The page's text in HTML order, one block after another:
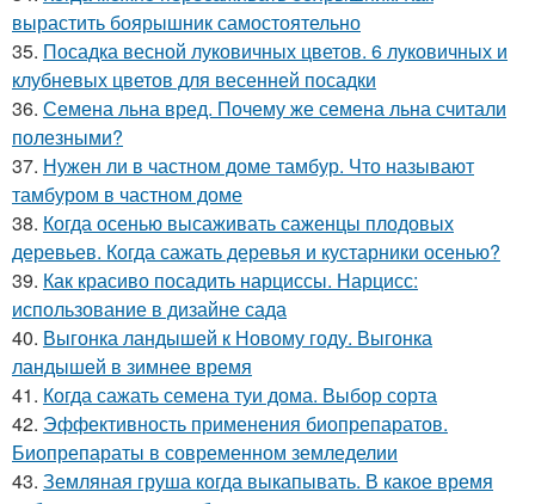
вырастить боярышник самостоятельно
35. Посадка весной луковичных цветов. 6 луковичных и
клубневых цветов для весенней посадки
36. Семена льна вред. Почему же семена льна считали
полезными?
37. Нужен ли в частном доме тамбур. Что называют
тамбуром в частном доме
38. Когда осенью высаживать саженцы плодовых
деревьев. Когда сажать деревья и кустарники осенью?
39. Как красиво посадить нарциссы. Нарцисс:
использование в дизайне сада
40. Выгонка ландышей к Новому году. Выгонка
ландышей в зимнее время
41. Когда сажать семена туи дома. Выбор сорта
42. Эффективность применения биопрепаратов.
Биопрепараты в современном земледелии
43. Земляная груша когда выкапывать. В какое время